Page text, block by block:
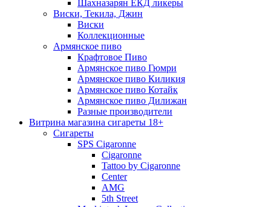
Шахназарян ЕКД ликеры
Виски, Текила, Джин
Виски
Коллекционные
Армянское пиво
Крафтовое Пиво
Армянское пиво Гюмри
Армянское пиво Киликия
Армянское пиво Котайк
Армянское пиво Дилижан
Разные производители
Витрина магазина сигареты 18+
Cигареты
SPS Cigaronne
Сigaronne
Tattoo by Cigaronne
Center
AMG
5th Street